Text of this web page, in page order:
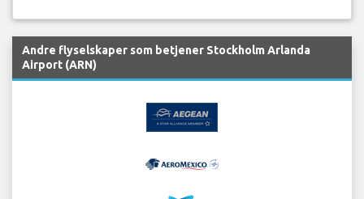
Andre flyselskaper som betjener Stockholm Arlanda
Airport (ARN)